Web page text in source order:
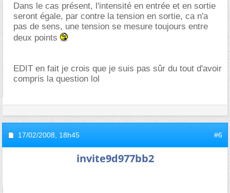
Dans le cas présent, l'intensité en entrée et en sortie
seront égale, par contre la tension en sortie, ca n'a
pas de sens, une tension se mesure toujours entre
deux points
EDIT en fait je crois que je suis pas sûr du tout d'avoir
compris la question lol
17/02/2008, 18h45 #6
invite9d977bb2